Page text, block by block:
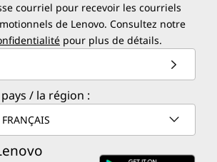
courriel pour recevoir les courriels
de Lenovo. Consultez notre
pour plus de détails.
/ la région :